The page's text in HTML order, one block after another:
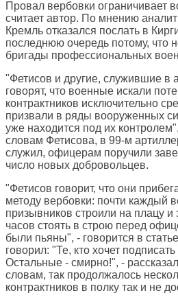
Провал вербовки ограничивает
считает автор. По мнению
Кремль отказался послать в
последнюю очередь потому, что
бригады профессиональных
"Фетисов и другие, служившие в
говорят, что военные искали
контрактников исключительно
призвали в ряды вооруженных
уже находится под их
словам Фетисова, в 99-м
служил, офицерам поручили
число новых добровольцев.
"Фетисов говорит, что они
методу вербовки: почти каждый
призывников строили на плацу и
часов стоять в строю перед
были пьяны", - говорится в
говорил: "Те, кто хочет подписать
Остальные - смирно!", -
словам, так продолжалось
контрактников в полку так и не